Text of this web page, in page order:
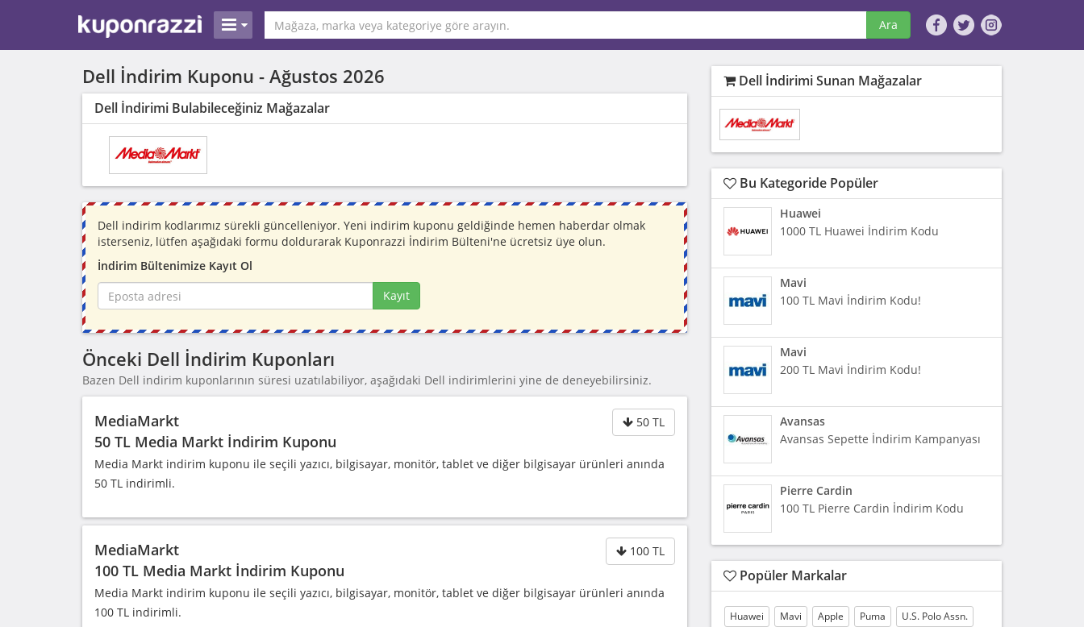
Ara
Dell İndirim Kuponu - Ağustos 2026
Dell İndirimi Bulabileceğiniz Mağazalar
Dell indirim kodlarımız sürekli güncelleniyor. Yeni indirim kuponu geldiğinde hemen haberdar olmak
isterseniz, lütfen aşağıdaki formu doldurarak Kuponrazzi İndirim Bülteni'ne ücretsiz üye olun.
İndirim Bültenimize Kayıt Ol
Kayıt
Önceki Dell İndirim Kuponları
Bazen Dell indirim kuponlarının süresi uzatılabiliyor, aşağıdaki Dell indirimlerini yine de deneyebilirsiniz.
50 TL
MediaMarkt
50 TL Media Markt İndirim Kuponu
Media Markt indirim kuponu ile seçili yazıcı, bilgisayar, monitör, tablet ve diğer bilgisayar ürünleri anında
50 TL indirimli.
100 TL
MediaMarkt
100 TL Media Markt İndirim Kuponu
Media Markt indirim kuponu ile seçili yazıcı, bilgisayar, monitör, tablet ve diğer bilgisayar ürünleri anında
100 TL indirimli.
Dell İndirimi Sunan Mağazalar
Bu Kategoride Popüler
Huawei
1000 TL Huawei İndirim Kodu
Mavi
100 TL Mavi İndirim Kodu!
Mavi
200 TL Mavi İndirim Kodu!
Avansas
Avansas Sepette İndirim Kampanyası
Pierre Cardin
100 TL Pierre Cardin İndirim Kodu
Popüler Markalar
Huawei Mavi Apple Puma
U.S. Polo Assn.